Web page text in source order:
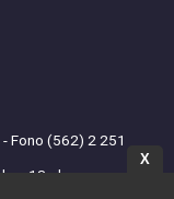
Fono (562) 2 251
13.cl
X